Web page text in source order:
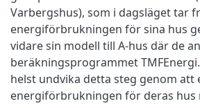
Varbergshus), som i dagsläget tar
energiförbrukningen för sina hus
vidare sin modell till A-hus där de
beräkningsprogrammet
helst undvika detta steg genom att
energiförbrukningen för deras hus